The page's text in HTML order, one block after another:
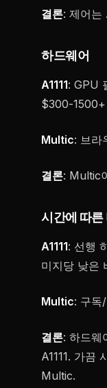
결론: 제어는
하드웨어
A1111: GPU
$300-1500+
Multic: 브라
결론: Multic
시간에 따른
A1111: 선행
미지당 낮은
Multic: 구독
결론: 하드웨
A1111. 가끔
Multic.